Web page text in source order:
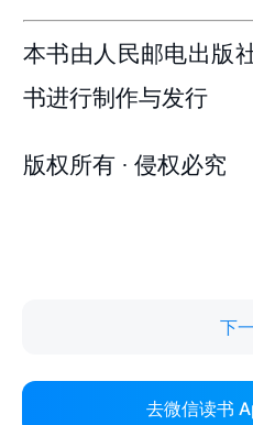
下
去微信读书